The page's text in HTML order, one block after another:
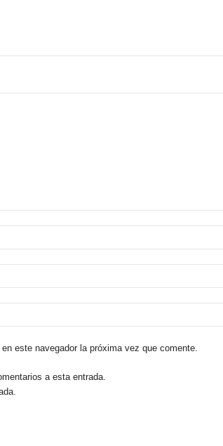
este navegador la próxima vez que comente.
a esta entrada.